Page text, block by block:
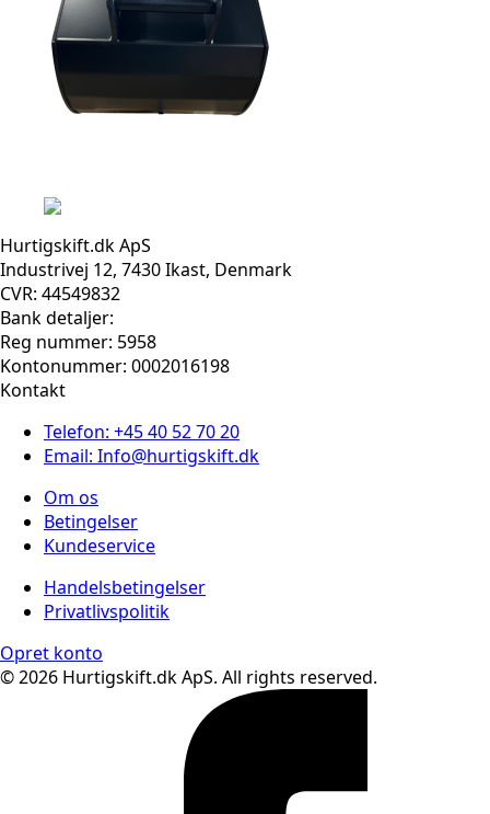
Hurtigskift.dk ApS
Industrivej 12, 7430 Ikast, Denmark
CVR: 44549832
Bank detaljer:
Reg nummer: 5958
Kontonummer: 0002016198
Kontakt
Telefon: +45 40 52 70 20
Email: Info@hurtigskift.dk
Om os
Betingelser
Kundeservice
Handelsbetingelser
Privatlivspolitik
Opret konto
© 2026 Hurtigskift.dk ApS. All rights reserved.